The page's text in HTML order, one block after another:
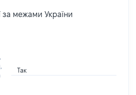
за межами України
Так